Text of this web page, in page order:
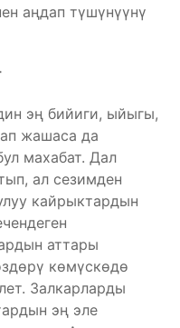
аңдап түшүнүүнү
эң бийиги, ыйыгы,
жашаса да
махабат. Дал
ал сезимден
кайрыктардын
аттары
көмүскөдө
Залкарларды
эң эле